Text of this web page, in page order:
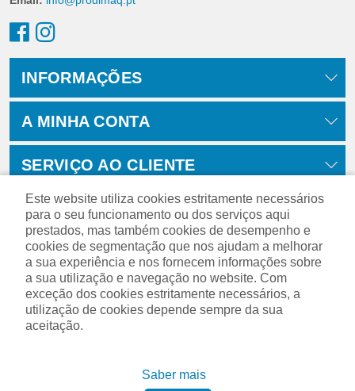
INFORMAÇÕES
A MINHA CONTA
SERVIÇO AO CLIENTE
Este website utiliza cookies estritamente necessários
para o seu funcionamento ou dos serviços aqui
prestados, mas também cookies de desempenho e
cookies de segmentação que nos ajudam a melhorar
a sua experiência e nos fornecem informações sobre
a sua utilização e navegação no website. Com
exceção dos cookies estritamente necessários, a
utilização de cookies depende sempre da sua
aceitação.
Saber mais